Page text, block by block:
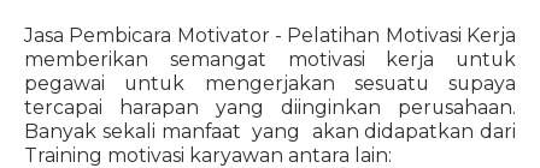
Jasa Pembicara Motivator - Pelatihan Motivasi Kerja
memberikan semangat motivasi kerja untuk
pegawai untuk mengerjakan sesuatu supaya
tercapai harapan yang diinginkan perusahaan.
Banyak sekali manfaat yang akan didapatkan dari
Training motivasi karyawan antara lain: